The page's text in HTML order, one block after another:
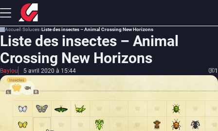
Accueil Soluces Liste des insectes – Animal Crossing New Horizons
Liste des insectes – Animal
Crossing New Horizons
Baylou 5 avril 2020 à 15:44 1